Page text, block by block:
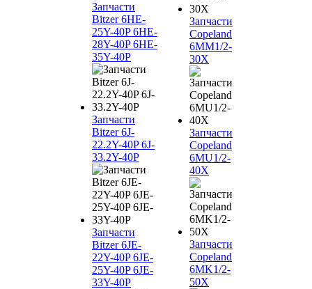
Запчасти
Bitzer 6HE-
25Y-40P 6HE-
28Y-40P 6HE-
35Y-40P
Запчасти
Bitzer 6J-
22.2Y-40P 6J-
33.2Y-40P
Запчасти
Bitzer 6JE-
22Y-40P 6JE-
25Y-40P 6JE-
33Y-40P
Запчасти
Copeland
6MM1/2-
30X
Запчасти
Copeland
6MU1/2-
40X
Запчасти
Copeland
6MK1/2-
50X